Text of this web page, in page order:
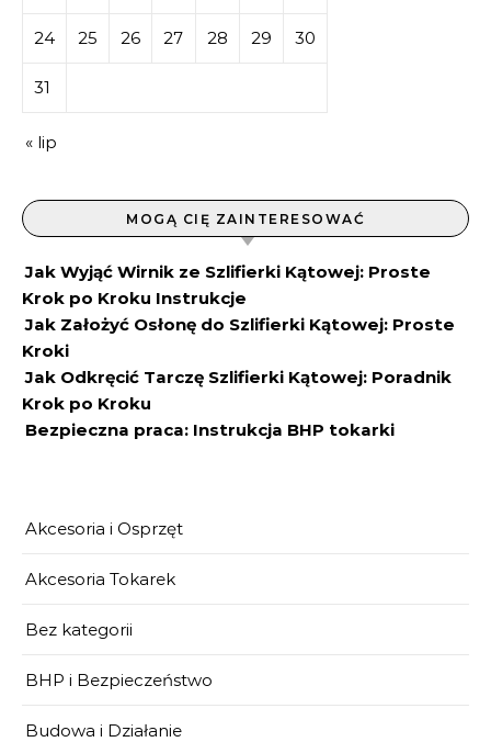
24 25 26 27 28 29 30
31
« lip
MOGĄ CIĘ ZAINTERESOWAĆ
Jak Wyjąć Wirnik ze Szlifierki Kątowej: Proste
Krok po Kroku Instrukcje
Jak Założyć Osłonę do Szlifierki Kątowej: Proste
Kroki
Jak Odkręcić Tarczę Szlifierki Kątowej: Poradnik
Krok po Kroku
Bezpieczna praca: Instrukcja BHP tokarki
Akcesoria i Osprzęt
Akcesoria Tokarek
Bez kategorii
BHP i Bezpieczeństwo
Budowa i Działanie